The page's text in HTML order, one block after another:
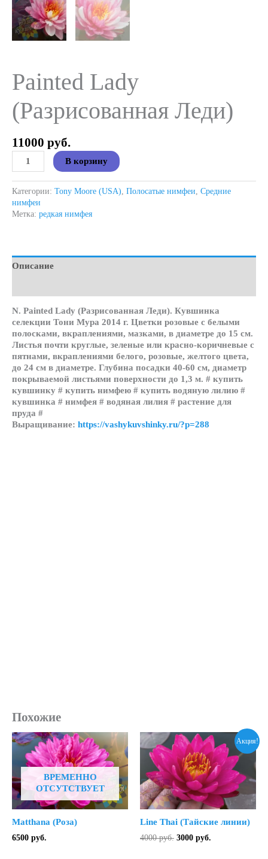
Painted Lady
(Разрисованная Леди)
11000 руб.
Количество
товара
Painted
Lady
(Разрисованная
Леди)
В корзину
Категории: Tony Moore (USA), Полосатые нимфеи, Средние
нимфеи
Метка: редкая нимфея
Описание
N. Painted Lady (Разрисованная Леди). Кувшинка
селекции Тони Мура 2014 г. Цветки розовые с белыми
полосками, вкраплениями, мазками, в диаметре до 15 см.
Листья почти круглые, зеленые или красно-коричневые с
пятнами, вкраплениями белого, розовые, желтого цвета,
до 24 см в диаметре. Глубина посадки 40-60 см, диаметр
покрываемой листьями поверхности до 1,3 м. # купить
кувшинку # купить нимфею # купить водяную лилию #
кувшинка # нимфея # водяная лилия # растение для
пруда #
Выращивание: https://vashykuvshinky.ru/?p=288
Похожие
ВРЕМЕННО
ОТСУТСТВУЕТ
Matthana (Роза)
6500 руб.
Акция!
Line Thai (Тайские линии)
4000руб. Первоначальная
3000 руб.